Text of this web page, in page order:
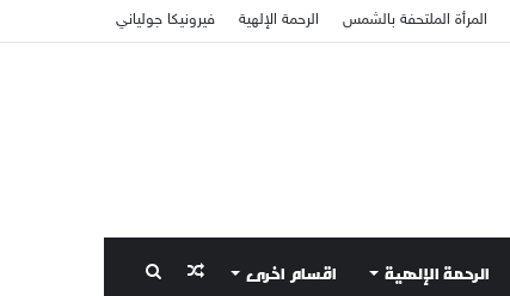
المرأة الملتحفة بالشمس الرحمة الإلهية فيرونيكا جولياني
الرحمة الإلهية اقسام اخرى بحث مقال